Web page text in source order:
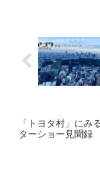
「トヨタ村」にみ
ターショー見聞録